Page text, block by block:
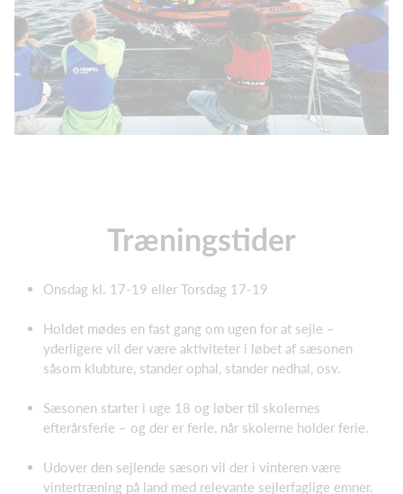
Træningstider
Onsdag kl. 17-19 eller Torsdag 17-19
Holdet mødes en fast gang om ugen for at sejle –
yderligere vil der være aktiviteter i løbet af sæsonen
såsom klubture, stander ophal, stander nedhal, osv.
Sæsonen starter i uge 18 og løber til skolernes
efterårsferie – og der er ferie, når skolerne holder ferie.
Udover den sejlende sæson vil der i vinteren være
vintertræning på land med relevante sejlerfaglige emner.